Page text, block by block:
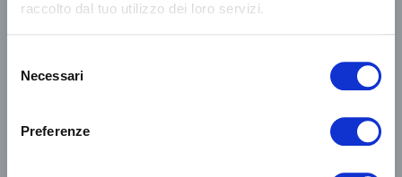
raccolto dal tuo utilizzo dei loro servizi.
delNecessari
Preferenze